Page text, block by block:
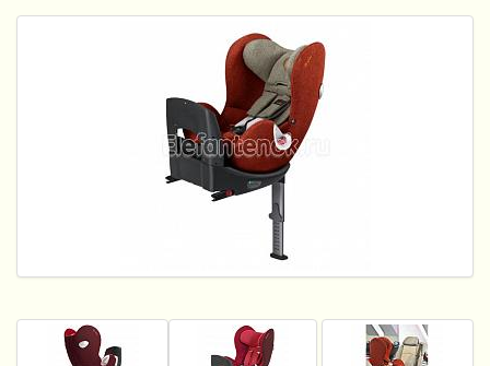
Детский транспорт
Мебель и аксессуары
Постельные принадлежности
Кормление
Качели, шезлонги